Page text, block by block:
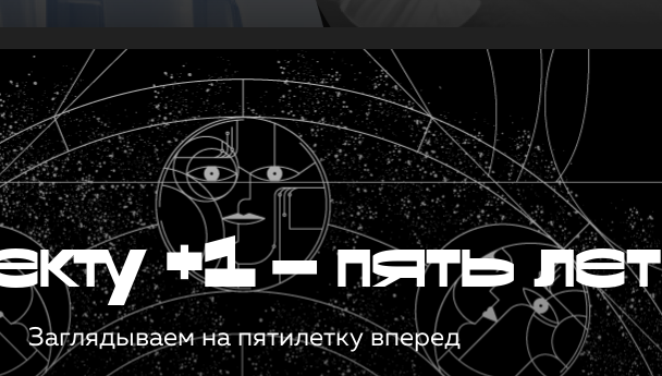
+1 — пять лет
Заглядываем на пятилетку вперед